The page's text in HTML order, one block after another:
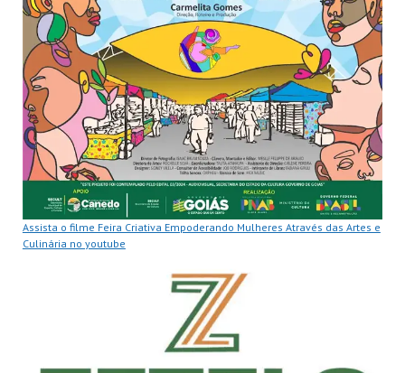
Assista o filme Feira Criativa Empoderando Mulheres Através das Artes e
Culinária no youtube